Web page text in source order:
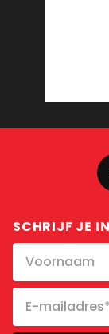
SCHRIJF JE